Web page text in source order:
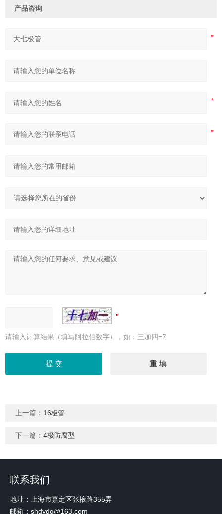
产品咨询
请输入计算结果（填写阿拉伯数字），如：三加四=7
上一篇： 16极管
下一篇：4极防腐型
联系我们
地址：上海市嘉定区张掖路355弄
邮箱：shdydq@163.com